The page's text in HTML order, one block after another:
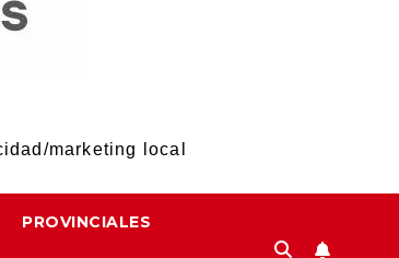
marketing local
PROVINCIALES